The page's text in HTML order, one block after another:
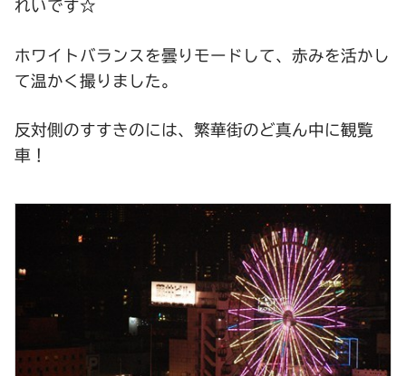
れいです☆
ホワイトバランスを曇りモードして、赤みを活かし
て温かく撮りました。
反対側のすすきのには、繁華街のど真ん中に観覧
車！